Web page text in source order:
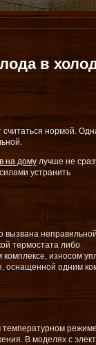
в
считаться нормой.
на дому лучше не
устранить
вызвана неправильной
термостата либо
износом
оснащенной одним
В моделях с